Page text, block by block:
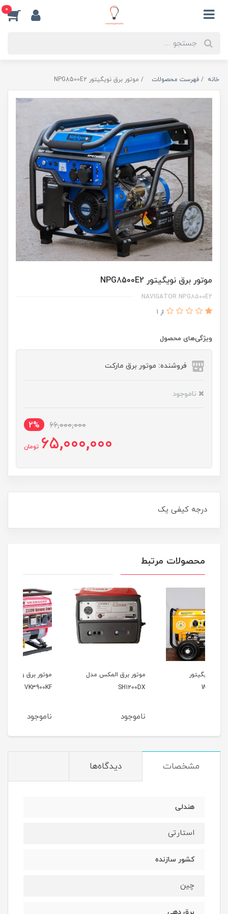
0
خانه فهرست محصولات موتور برق نویگیتور NPG8500E2
موتور برق نویگیتور NPG8500E2
NAVIGATOR NPG8500E2
از 1
ویژگی‌های محصول
فروشنده: موتور برق مارکت
ناموجود
66,000,000
2%
65,000,000 تومان
درجه کیفی یک
محصولات مرتبط
موتور برق المکس مدل
موتور برق وکسون مدل
مشخصات دیدگاه‌ها
هندلی
استارتی
کشور سازنده
چین
برق دهی